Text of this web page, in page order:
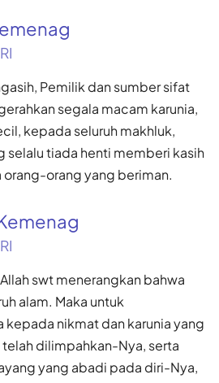
Pemilik dan sumber sifat
segala macam karunia,
kepada seluruh makhluk,
selalu tiada henti memberi kasih
orang yang beriman.
swt menerangkan bahwa
alam. Maka untuk
nikmat dan karunia yang
dilimpahkan-Nya, serta
yang abadi pada diri-Nya,